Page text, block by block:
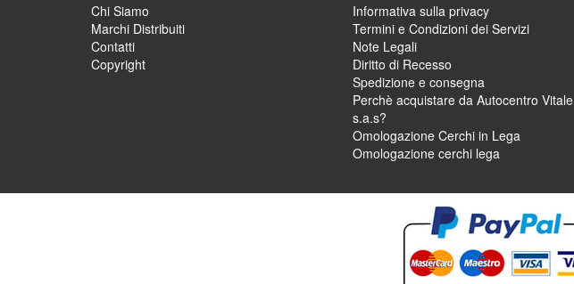
Chi Siamo
Marchi Distribuiti
Contatti
Copyright
Informativa sulla privacy
Termini e Condizioni dei Servizi
Note Legali
Diritto di Recesso
Spedizione e consegna
Perchè acquistare da Autocentro Vitale
s.a.s?
Omologazione Cerchi in Lega
Omologazione cerchi lega